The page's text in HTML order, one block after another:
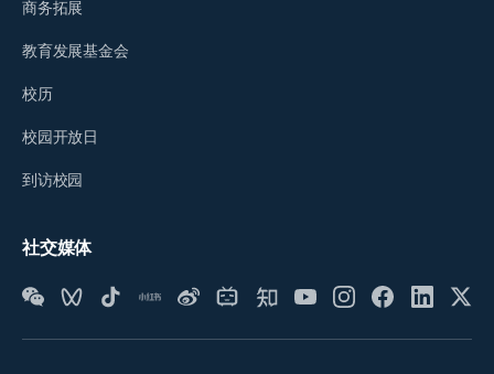
商务拓展
教育发展基金会
校历
校园开放日
到访校园
社交媒体